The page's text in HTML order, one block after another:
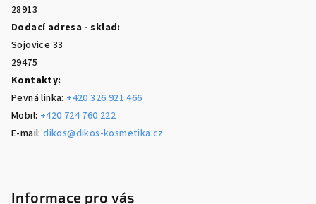
28913
Dodací adresa - sklad:
Sojovice 33
29475
Kontakty:
Pevná linka: +420 326 921 466
Mobil: +420 724 760 222
E-mail:dikos@dikos-kosmetika.cz
Informace pro vás